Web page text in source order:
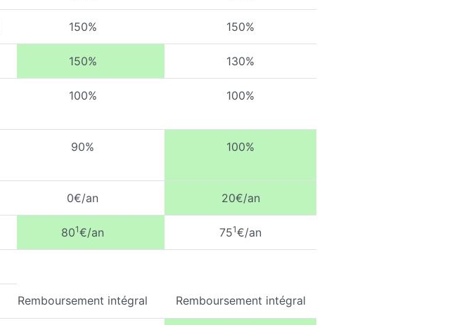
150% 150%
150% 130%
100% 100%
90% 100%
0€/an 20€/an
801€/an 751€/an
Remboursement intégral Remboursement intégral